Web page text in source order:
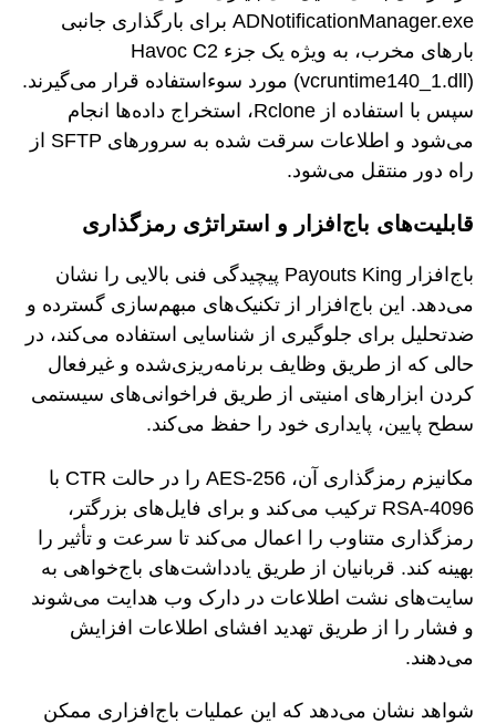
ADNotificationManager.exe برای بارگذاری جانبی
بارهای مخرب، به ویژه یک جزء Havoc C2
(vcruntime140_1.dll) مورد سوءاستفاده قرار می‌گیرند.
سپس با استفاده از Rclone، استخراج داده‌ها انجام
می‌شود و اطلاعات سرقت شده به سرورهای SFTP از
راه دور منتقل می‌شود.
قابلیت‌های باج‌افزار و استراتژی رمزگذاری
باج‌افزار Payouts King پیچیدگی فنی بالایی را نشان
می‌دهد. این باج‌افزار از تکنیک‌های مبهم‌سازی گسترده و
ضدتحلیل برای جلوگیری از شناسایی استفاده می‌کند، در
حالی که از طریق وظایف برنامه‌ریزی‌شده و غیرفعال
کردن ابزارهای امنیتی از طریق فراخوانی‌های سیستمی
سطح پایین، پایداری خود را حفظ می‌کند.
مکانیزم رمزگذاری آن، AES-256 را در حالت CTR با
RSA-4096 ترکیب می‌کند و برای فایل‌های بزرگتر،
رمزگذاری متناوب را اعمال می‌کند تا سرعت و تأثیر را
بهینه کند. قربانیان از طریق یادداشت‌های باج‌خواهی به
سایت‌های نشت اطلاعات در دارک وب هدایت می‌شوند
و فشار را از طریق تهدید افشای اطلاعات افزایش
می‌دهند.
شواهد نشان می‌دهد که این عملیات باج‌افزاری ممکن